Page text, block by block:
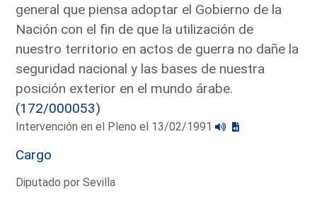
general que piensa adoptar el Gobierno de la
Nación con el fin de que la utilización de
nuestro territorio en actos de guerra no dañe la
seguridad nacional y las bases de nuestra
posición exterior en el mundo árabe.
(172/000053)
Intervención en el Pleno el 13/02/1991
Cargo
Diputado por Sevilla